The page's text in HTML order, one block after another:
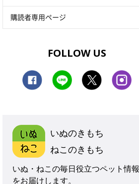
購読者専用ページ
FOLLOW US
いぬのきもち
ねこのきもち
いぬ・ねこの毎日役立つペット情報
をお届けします。